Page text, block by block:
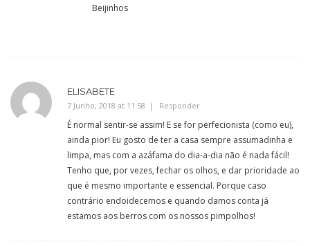
Beijinhos
ELISABETE
7 Junho, 2018 at 11:58 Responder
É normal sentir-se assim! E se for perfecionista (como eu),
ainda pior! Eu gosto de ter a casa sempre assumadinha e
limpa, mas com a azáfama do dia-a-dia não é nada fácil!
Tenho que, por vezes, fechar os olhos, e dar prioridade ao
que é mesmo importante e essencial. Porque caso
contrário endoidecemos e quando damos conta já
estamos aos berros com os nossos pimpolhos!